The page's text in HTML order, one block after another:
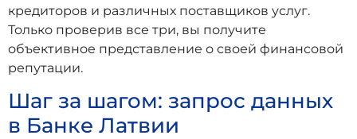
кредиторов и различных поставщиков услуг.
Только проверив все три, вы получите
объективное представление о своей финансовой
репутации.
Шаг за шагом: запрос данных
в Банке Латвии